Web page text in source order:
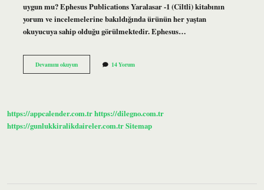
uygun mu? Ephesus Publications Yaralasar -1 (Ciltli) kitabının
yorum ve incelemelerine bakıldığında ürünün her yaştan
okuyucuya sahip olduğu görülmektedir. Ephesus…
Devamını okuyunYaralasar
5
14 Yorum
https://appcalender.com.trhttps://dilegno.com.tr
https://gunlukkiralikdaireler.com.trSitemap